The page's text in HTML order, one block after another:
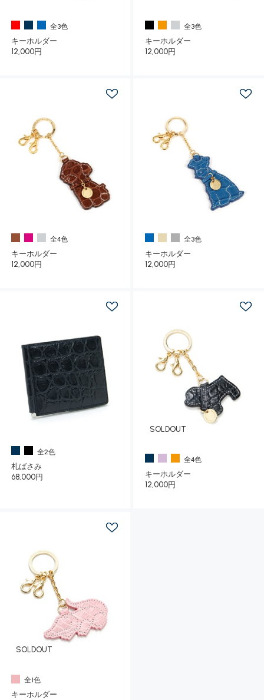
全3色
キーホルダー
12,000円
全3色
キーホルダー
12,000円
全4色
キーホルダー
12,000円
全3色
キーホルダー
12,000円
全2色
札ばさみ
68,000円
SOLDOUT
全4色
キーホルダー
12,000円
SOLDOUT
全1色
キーホルダー